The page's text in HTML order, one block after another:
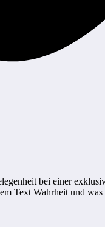
bei einer
Text Wahrheit und